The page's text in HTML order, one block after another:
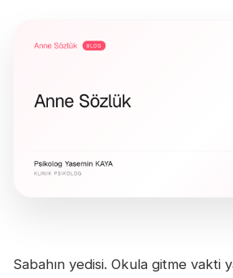
Sabahın yedisi. Okula gitme vakti